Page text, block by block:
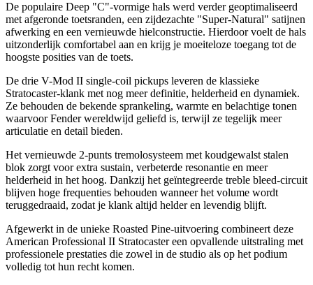
De populaire Deep "C"-vormige hals werd verder geoptimaliseerd
met afgeronde toetsranden, een zijdezachte "Super-Natural" satijnen
afwerking en een vernieuwde hielconstructie. Hierdoor voelt de hals
uitzonderlijk comfortabel aan en krijg je moeiteloze toegang tot de
hoogste posities van de toets.
De drie V-Mod II single-coil pickups leveren de klassieke
Stratocaster-klank met nog meer definitie, helderheid en dynamiek.
Ze behouden de bekende sprankeling, warmte en belachtige tonen
waarvoor Fender wereldwijd geliefd is, terwijl ze tegelijk meer
articulatie en detail bieden.
Het vernieuwde 2-punts tremolosysteem met koudgewalst stalen
blok zorgt voor extra sustain, verbeterde resonantie en meer
helderheid in het hoog. Dankzij het geïntegreerde treble bleed-circuit
blijven hoge frequenties behouden wanneer het volume wordt
teruggedraaid, zodat je klank altijd helder en levendig blijft.
Afgewerkt in de unieke Roasted Pine-uitvoering combineert deze
American Professional II Stratocaster een opvallende uitstraling met
professionele prestaties die zowel in de studio als op het podium
volledig tot hun recht komen.